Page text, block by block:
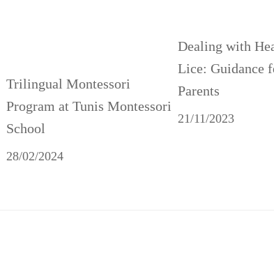
Trilingual Montessori
Program at Tunis Montessori
School
28/02/2024
Dealing with
Lice: Guidance
Parents
21/11/2023